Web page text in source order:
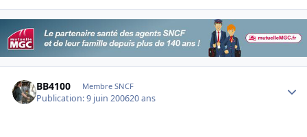
BB4100 Membre SNCF
Publication:9 juin 200620 ans